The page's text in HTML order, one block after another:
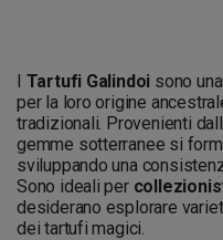
I Tartufi Galindoi sono
per la loro origine
tradizionali. Provenienti
gemme sotterranee si
sviluppando una
Sono ideali per
desiderano esplorare
dei tartufi magici.